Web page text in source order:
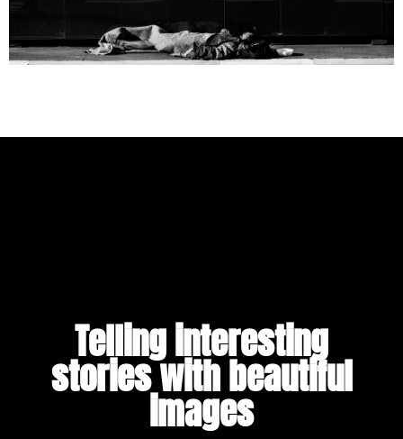
Telling interesting
stories with beautiful
images​